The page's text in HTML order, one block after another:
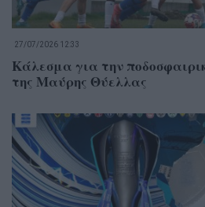
27/07/2026 12:33
Κάλεσμα για την
της Μαύρης Θύελλας